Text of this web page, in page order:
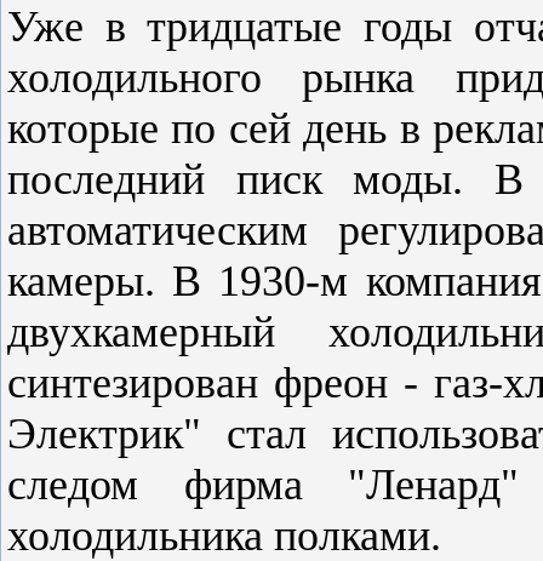
Уже в тридцатые годы
холодильного рынка
которые по сей день в
последний писк моды. В
автоматическим
камеры. В 1930-м
двухкамерный
синтезирован фреон - газ-
Электрик" стал
следом фирма "Ленард"
холодильника полками.